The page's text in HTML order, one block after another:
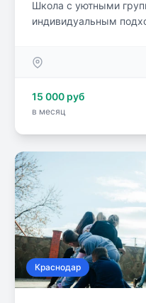
Школа с уютными
индивидуальным
специалисты, которые
для обучения, царит
доброжелательная
15 000 руб
в месяц
Краснодар